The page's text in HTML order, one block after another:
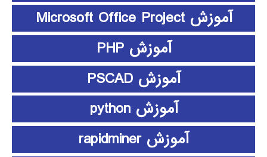
آموزش Microsoft Office Project
آموزش PHP
آموزش PSCAD
آموزش python
آموزش rapidminer